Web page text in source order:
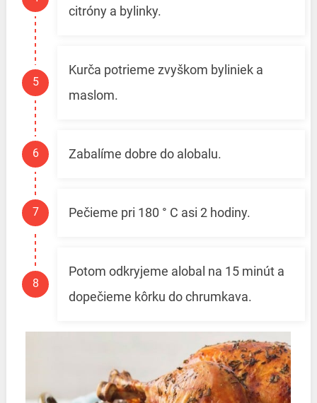
citróny a bylinky.
Kurča potrieme zvyškom byliniek a
maslom.
Zabalíme dobre do alobalu.
Pečieme pri 180 ° C asi 2 hodiny.
Potom odkryjeme alobal na 15 minút a
dopečieme kôrku do chrumkava.